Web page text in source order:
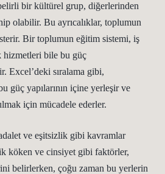
bir kültürel grup, diğerlerinden
olabilir. Bu ayrıcalıklar, toplumun
Bir toplumun eğitim sistemi, iş
hizmetleri bile bu güç
Excel’deki sıralama gibi,
güç yapılarının içine yerleşir ve
için mücadele ederler.
ve eşitsizlik gibi kavramlar
köken ve cinsiyet gibi faktörler,
belirlerken, çoğu zaman bu yerlerin